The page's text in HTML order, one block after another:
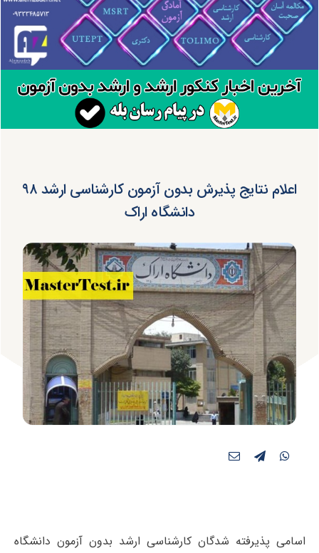
اعلام نتایج پذیرش بدون آزمون کارشناسی ارشد ۹۸
دانشگاه اراک
اسامی پذیرفته شدگان کارشناسی ارشد بدون آزمون دانشگاه